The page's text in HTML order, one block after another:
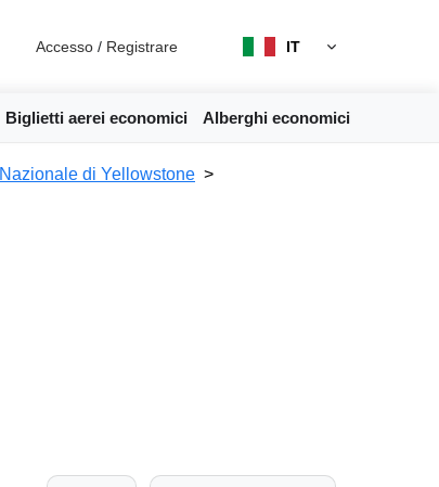
Accesso / Registrare IT
Biglietti aerei economici Alberghi economici
di Yellowstone